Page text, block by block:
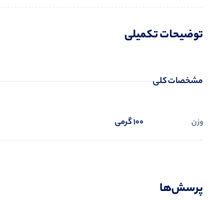
توضیحات تکمیلی
مشخصات کلی
وزن 100 گرمی
پرسش‌ها